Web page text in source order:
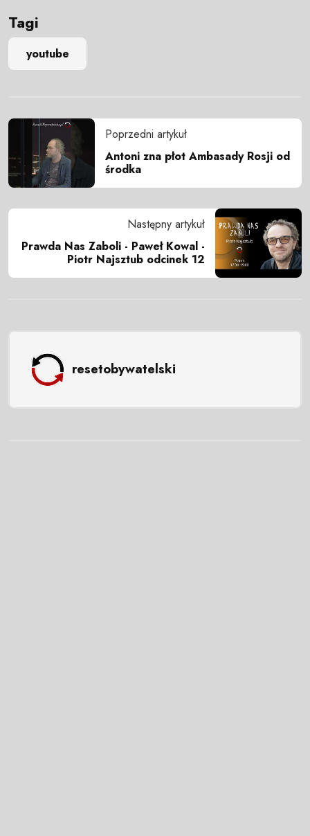
Tagi
youtube
Poprzedni artykuł
Antoni zna płot Ambasady Rosji od
środka
Następny artykuł
Prawda Nas Zaboli - Paweł Kowal -
Piotr Najsztub odcinek 12
resetobywatelski